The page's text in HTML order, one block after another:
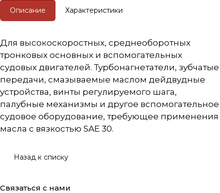
Описание Характеристики
Для высокоскоростных, среднеоборотных
тронковых основных и вспомогательных
судовых двигателей. Турбонагнетатели, зубчатые
передачи, смазываемые маслом дейдвудные
устройства, винты регулируемого шага,
палубные механизмы и другое вспомогательное
судовое оборудование, требующее применения
масла с вязкостью SAE 30.
Назад к списку
Связаться с нами